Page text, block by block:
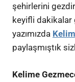
şehirlerini
keyifli dakikalar
yazımızda
paylaşmıştık
Kelime